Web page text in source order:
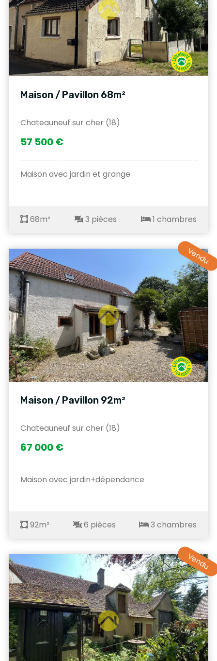
Maison / Pavillon 68m²
Chateauneuf sur cher (18)
57 500 €
Maison avec jardin et grange
68m² 3 pièces 1 chambres
Vendu
Maison / Pavillon 92m²
Chateauneuf sur cher (18)
67 000 €
Maison avec jardin+dépendance
92m² 6 pièces 3 chambres
Vendu